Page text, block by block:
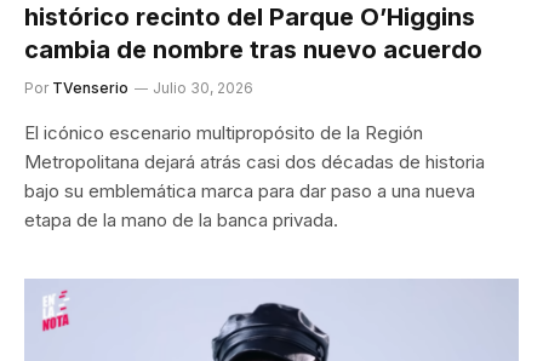
histórico recinto del Parque O’Higgins
cambia de nombre tras nuevo acuerdo
Por TVenserio Julio 30, 2026
El icónico escenario multipropósito de la Región
Metropolitana dejará atrás casi dos décadas de historia
bajo su emblemática marca para dar paso a una nueva
etapa de la mano de la banca privada.